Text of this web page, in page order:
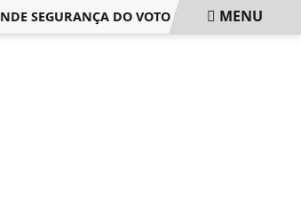
SEGURANÇA DO VOTO ELETRÔNICOMENU